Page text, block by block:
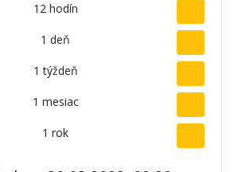
12 hodín
1 deň
1 týždeň
1 mesiac
1 rok